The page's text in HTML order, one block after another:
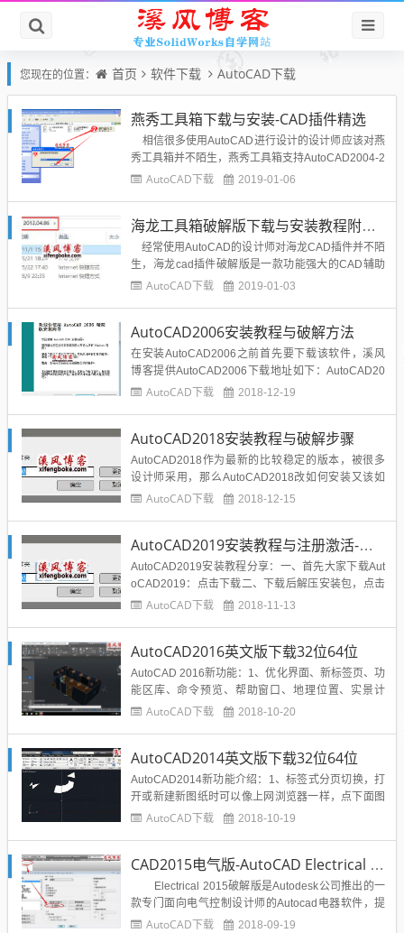
您现在的位置： 首页 软件下载 AutoCAD下载
燕秀工具箱下载与安装-CAD插件精选
相信很多使用AutoCAD进行设计的设计师应该对燕
秀工具箱并不陌生，燕秀工具箱支持AutoCAD2004-2
018支持简体及繁体的一个完全免费的AutoCAD塑胶
回复“解压密码...
AutoCAD下载 2019-01-06
海龙工具箱破解版下载与安装教程附学习资料
经常使用AutoCAD的设计师对海龙CAD插件并不陌
生，海龙cad插件破解版是一款功能强大的CAD辅助
软件，可以让您在绘制图纸的时候得到更多快捷键操
作的步骤也会比较多，所以很多人...
AutoCAD下载 2019-01-03
AutoCAD2006安装教程与破解方法
在安装AutoCAD2006之前首先要下载该软件，溪风
博客提供AutoCAD2006下载地址如下：AutoCAD20
06简体中文版32位64位免费下载：点击下载网盘提取
CAD2006安装教程...
AutoCAD下载 2018-12-19
AutoCAD2018安装教程与破解步骤
AutoCAD2018作为最新的比较稳定的版本，被很多
设计师采用，那么AutoCAD2018改如何安装又该如
何破解呢？下面小编就分享一份亲测可用的安装激活
018序列号 ：...
AutoCAD下载 2018-12-15
AutoCAD2019安装教程与注册激活-亲测可用
AutoCAD2019安装教程分享：一、首先大家下载Aut
oCAD2019：点击下载二、下载后解压安装包，点击
EXE文件，自解压AutoCAD2019中文版安装包 运
AutoCAD下载 2018-11-13
AutoCAD2016英文版下载32位64位
AutoCAD 2016新功能：1、优化界面、新标签页、功
能区库、命令预览、帮助窗口、地理位置、实景计
算、Exchange应用程序、计划提要、线平滑2、新增
件加速效果相当明显。5、2016的硬件加速无论平
滑...
AutoCAD下载 2018-10-20
AutoCAD2014英文版下载32位64位
AutoCAD2014新功能介绍：1、标签式分页切换，打
开或新建新图纸时可以像上网浏览器一样，点下面图
片那个加号就能新建文件，非常方便。2、半透明式
可以生成两曲面相交的曲线。5、布局中的“基点”-...
AutoCAD下载 2018-10-19
CAD2015电气版-AutoCAD Electrical 2015电气版32位64位破解版下载（含注册机）
Electrical 2015破解版是Autodesk公司推出的一
款专门面向电气控制设计师的Autocad电器软件，提
供的专业电器设计工具可极大提高用户的电器设计和
AutoCAD下载 2018-09-19